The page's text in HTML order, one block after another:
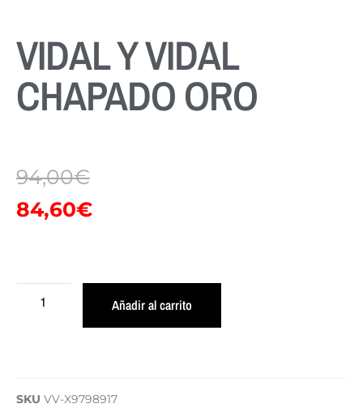
VIDAL Y VIDAL
CHAPADO ORO
94,00€
84,60€
Añadir al carrito
SKU VV-X9798917